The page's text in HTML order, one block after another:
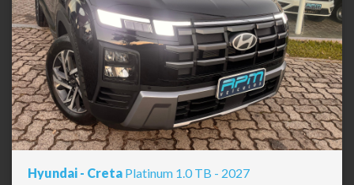
Hyundai - Creta Platinum 1.0 TB - 2027